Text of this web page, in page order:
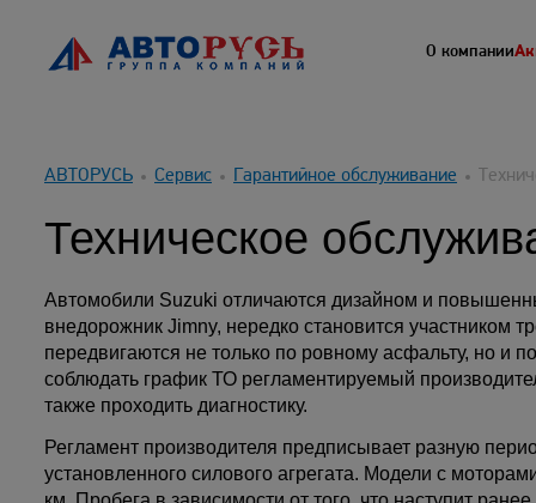
О компании
АВТОРУСЬ Сервис Гарантийное обслуживание
Техническое
Автомобили Suzuki отличаются дизайном и
внедорожник Jimny, нередко становится участником
передвигаются не только по ровному асфальту, но и
соблюдать график ТО регламентируемый
также проходить диагностику.
Регламент производителя предписывает разную
установленного силового агрегата. Модели с